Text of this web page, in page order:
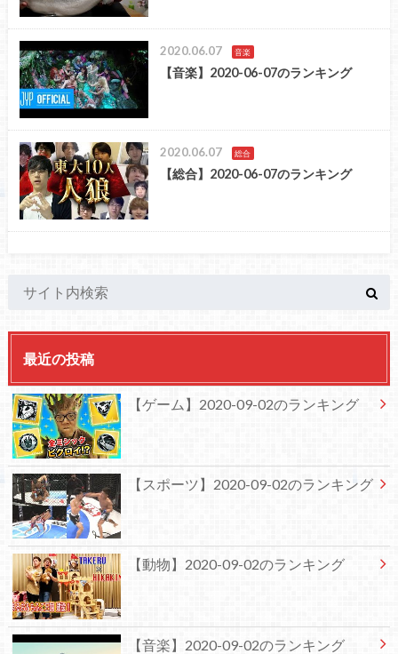
2020.06.07 音楽
【音楽】2020-06-07のランキング
2020.06.07 総合
【総合】2020-06-07のランキング
最近の投稿
【ゲーム】2020-09-02のランキング
【スポーツ】2020-09-02のランキング
【動物】2020-09-02のランキング
【音楽】2020-09-02のランキング